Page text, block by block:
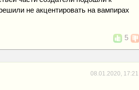
не акцентировать на вампирах
5
08.01.2020, 17:21